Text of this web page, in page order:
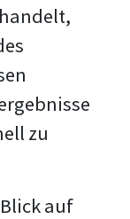
zu
auf